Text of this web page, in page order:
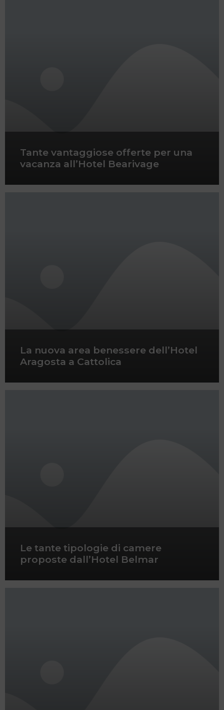
Tante vantaggiose offerte per una
vacanza all’Hotel Bearivage
La nuova area benessere dell’Hotel
Aragosta a Cattolica
Le tante tipologie di camere
proposte dall’Hotel Belmar